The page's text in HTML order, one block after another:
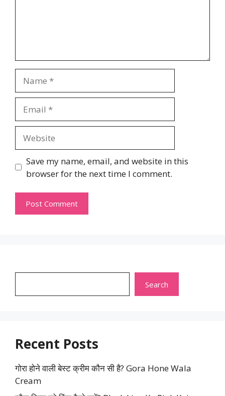
Save my name, email, and website in this
browser for the next time I comment.
Search
Recent Posts
गोरा होने वाली बेस्ट क्रीम कौन सी है? Gora Hone Wala
Cream